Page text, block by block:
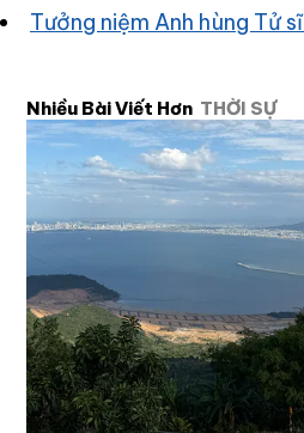
Tưởng niệm Anh hùng Tử
Nhiều Bài Viết Hơn THỜI SỰ